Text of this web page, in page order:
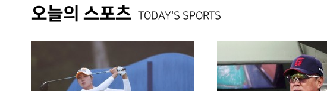
오늘의 스포츠 TODAY'S SPORTS